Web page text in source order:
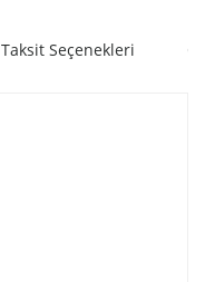
Taksit Seçenekleri